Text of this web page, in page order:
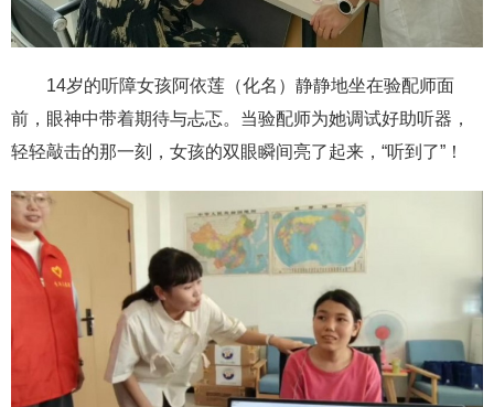
14岁的听障女孩阿依莲（化名）静静地坐在验配师面
前，眼神中带着期待与忐忑。当验配师为她调试好助听器，
轻轻敲击的那一刻，女孩的双眼瞬间亮了起来，“听到了”！